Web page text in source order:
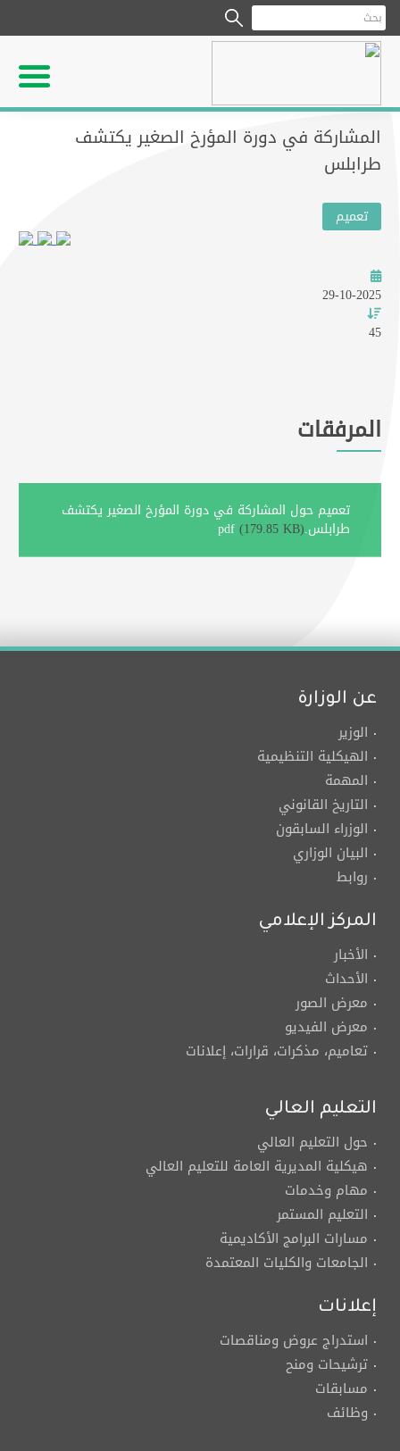
المشاركة في دورة المؤرخ الصغير يكتشف
طرابلس
تعميم
29-10-2025
45
المرفقات
تعميم حول المشاركة في دورة المؤرخ الصغير يكتشف
طرابلس.pdf(179.85 KB)
عن الوزارة
الوزير
الهيكلية التنظيمية
المهمة
التاريخ القانوني
الوزراء السابقون
البيان الوزاري
روابط
المركز الإعلامي
الأخبار
الأحداث
معرض الصور
معرض الفيديو
تعاميم، مذكرات، قرارات، إعلانات
التعليم العالي
حول التعليم العالي
هيكلية المديرية العامة للتعليم العالي
مهام وخدمات
التعليم المستمر
مسارات البرامج الأكاديمية
الجامعات والكليات المعتمدة
إعلانات
استدراج عروض ومناقصات
ترشيحات ومنح
مسابقات
وظائف